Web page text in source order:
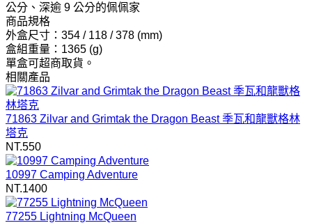
公分、深逾 9 公分的佩佩家
商品規格
外盒尺寸：354 / 118 / 378 (mm)
盒組重量：1365 (g)
單盒可超商取貨。
相關產品
71863 Zilvar and Grimtak the Dragon Beast 季瓦和龍獸格林
塔克
NT.550
10997 Camping Adventure
NT.1400
77255 Lightning McQueen